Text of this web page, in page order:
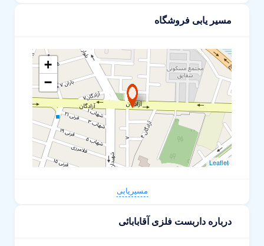
مسیر یابی فروشگاه
+
−
Leaflet
مسیریابی
درباره داربست فلزی آقابابائی